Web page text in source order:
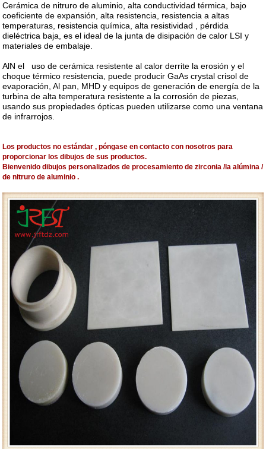
Cerámica de nitruro de aluminio, alta conductividad térmica, bajo
coeficiente de expansión, alta resistencia, resistencia a altas
temperaturas, resistencia química, alta resistividad , pérdida
dieléctrica baja, es el ideal de la junta de disipación de calor LSI y
materiales de embalaje.
AlN el
uso de cerámica resistente al calor derrite la erosión y el
choque térmico resistencia, puede producir GaAs crystal crisol de
evaporación, Al pan, MHD y equipos de generación de energía de la
turbina de alta temperatura resistente a la corrosión de piezas,
usando sus propiedades ópticas pueden utilizarse como una ventana
de infrarrojos.
Los productos no estándar , póngase en contacto con nosotros para
proporcionar los dibujos de sus productos.
Bienvenido dibujos personalizados de procesamiento de zirconia /la alúmina /
de nitruro de aluminio .